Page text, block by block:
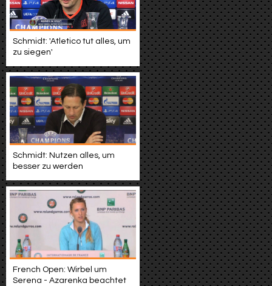
Schmidt: 'Atletico tut alles, um
zu siegen'
Schmidt: Nutzen alles, um
besser zu werden
French Open: Wirbel um
Serena - Azarenka beachtet